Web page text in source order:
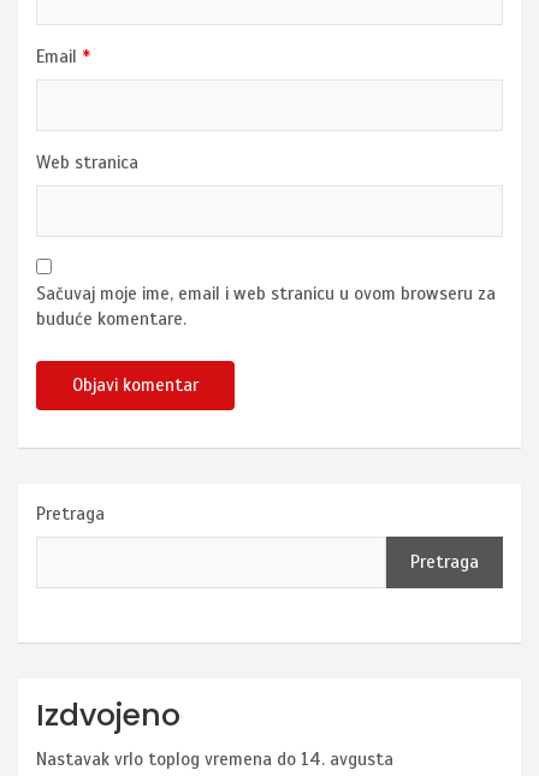
Email *
Web stranica
Sačuvaj moje ime, email i web stranicu u ovom browseru za
buduće komentare.
Pretraga
Pretraga
Izdvojeno
Nastavak vrlo toplog vremena do 14. avgusta